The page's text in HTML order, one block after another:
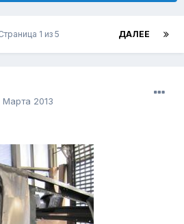
ДАЛЕЕ
1 из 5
Марта 2013